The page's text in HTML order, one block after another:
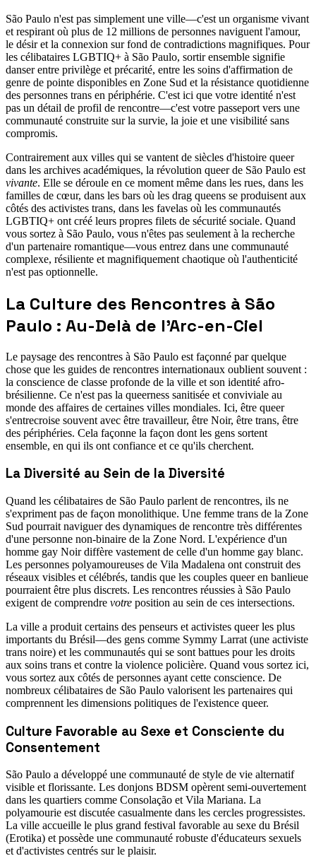
São Paulo n'est pas simplement une ville—c'est un organisme vivant
et respirant où plus de 12 millions de personnes naviguent l'amour,
le désir et la connexion sur fond de contradictions magnifiques. Pour
les célibataires LGBTIQ+ à São Paulo, sortir ensemble signifie
danser entre privilège et précarité, entre les soins d'affirmation de
genre de pointe disponibles en Zone Sud et la résistance quotidienne
des personnes trans en périphérie. C'est ici que votre identité n'est
pas un détail de profil de rencontre—c'est votre passeport vers une
communauté construite sur la survie, la joie et une visibilité sans
compromis.
Contrairement aux villes qui se vantent de siècles d'histoire queer
dans les archives académiques, la révolution queer de São Paulo est
vivante. Elle se déroule en ce moment même dans les rues, dans les
familles de cœur, dans les bars où les drag queens se produisent aux
côtés des activistes trans, dans les favelas où les communautés
LGBTIQ+ ont créé leurs propres filets de sécurité sociale. Quand
vous sortez à São Paulo, vous n'êtes pas seulement à la recherche
d'un partenaire romantique—vous entrez dans une communauté
complexe, résiliente et magnifiquement chaotique où l'authenticité
n'est pas optionnelle.
La Culture des Rencontres à São
Paulo : Au-Delà de l'Arc-en-Ciel
Le paysage des rencontres à São Paulo est façonné par quelque
chose que les guides de rencontres internationaux oublient souvent :
la conscience de classe profonde de la ville et son identité afro-
brésilienne. Ce n'est pas la queerness sanitisée et conviviale au
monde des affaires de certaines villes mondiales. Ici, être queer
s'entrecroise souvent avec être travailleur, être Noir, être trans, être
des périphéries. Cela façonne la façon dont les gens sortent
ensemble, en qui ils ont confiance et ce qu'ils cherchent.
La Diversité au Sein de la Diversité
Quand les célibataires de São Paulo parlent de rencontres, ils ne
s'expriment pas de façon monolithique. Une femme trans de la Zone
Sud pourrait naviguer des dynamiques de rencontre très différentes
d'une personne non-binaire de la Zone Nord. L'expérience d'un
homme gay Noir diffère vastement de celle d'un homme gay blanc.
Les personnes polyamoureuses de Vila Madalena ont construit des
réseaux visibles et célébrés, tandis que les couples queer en banlieue
pourraient être plus discrets. Les rencontres réussies à São Paulo
exigent de comprendre votre position au sein de ces intersections.
La ville a produit certains des penseurs et activistes queer les plus
importants du Brésil—des gens comme Symmy Larrat (une activiste
trans noire) et les communautés qui se sont battues pour les droits
aux soins trans et contre la violence policière. Quand vous sortez ici,
vous sortez aux côtés de personnes ayant cette conscience. De
nombreux célibataires de São Paulo valorisent les partenaires qui
comprennent les dimensions politiques de l'existence queer.
Culture Favorable au Sexe et Consciente du
Consentement
São Paulo a développé une communauté de style de vie alternatif
visible et florissante. Les donjons BDSM opèrent semi-ouvertement
dans les quartiers comme Consolação et Vila Mariana. La
polyamourie est discutée casualmente dans les cercles progressistes.
La ville accueille le plus grand festival favorable au sexe du Brésil
(Erotika) et possède une communauté robuste d'éducateurs sexuels
et d'activistes centrés sur le plaisir.